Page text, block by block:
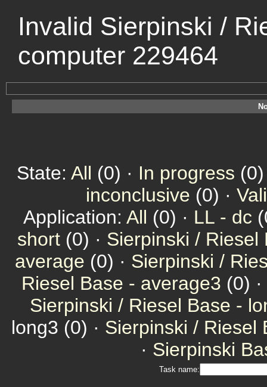
Invalid Sierpinski /
computer 229464
State: All (0) · In progress
inconclusive (0) ·
Application: All (0) · LL - dc
short (0) · Sierpinski / Riesel
average (0) · Sierpinski /
Riesel Base - average3 (0) ·
Sierpinski / Riesel Base -
long3 (0) · Sierpinski / Riesel
· Sierpinski
Task name: